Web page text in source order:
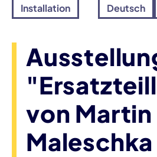
Installation
Deutsch
von Martin
Maleschka